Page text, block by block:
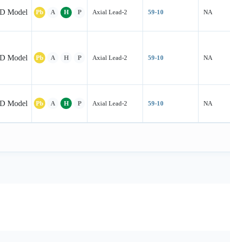
Pb A H P Axial Lead-2 59-10 NA
Pb A H P Axial Lead-2 59-10 NA
Pb A H P Axial Lead-2 59-10 NA